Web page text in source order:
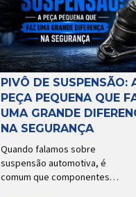
PIVÔ DE SUSPENSÃO:
PEÇA PEQUENA QUE
UMA GRANDE
NA SEGURANÇA
Quando falamos sobre
suspensão automotiva, é
comum que componentes